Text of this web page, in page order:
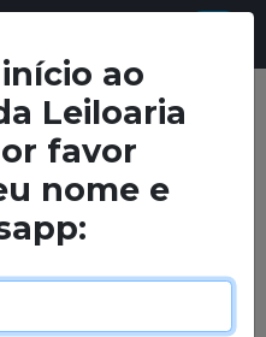
ao
Leiloaria
favor
nome e